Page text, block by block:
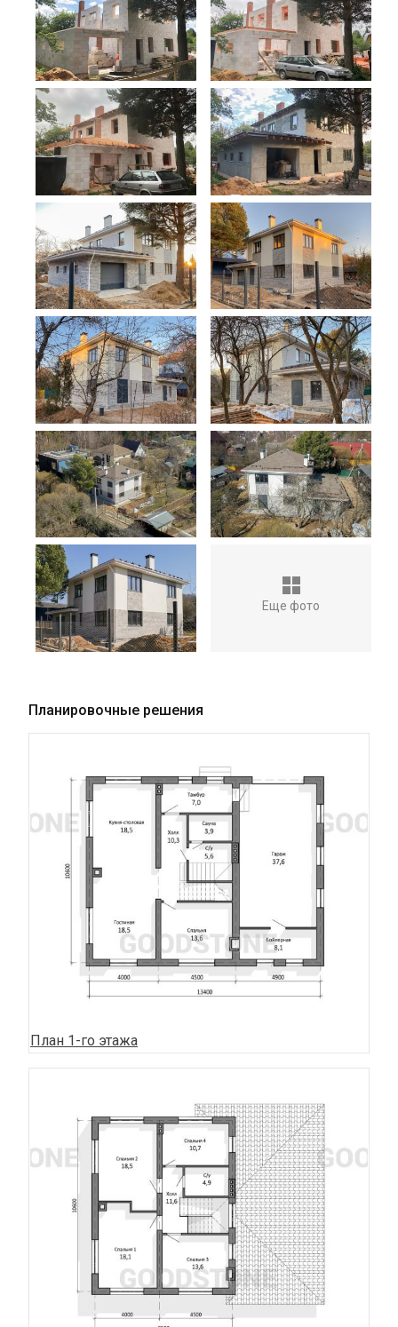
Еще фото
Планировочные решения
План 1-го этажа